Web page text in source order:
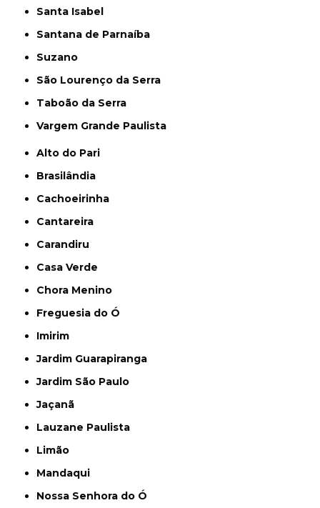
Santa Isabel
Santana de Parnaíba
Suzano
São Lourenço da Serra
Taboão da Serra
Vargem Grande Paulista
Alto do Pari
Brasilândia
Cachoeirinha
Cantareira
Carandiru
Casa Verde
Chora Menino
Freguesia do Ó
Imirim
Jardim Guarapiranga
Jardim São Paulo
Jaçanã
Lauzane Paulista
Limão
Mandaqui
Nossa Senhora do Ó